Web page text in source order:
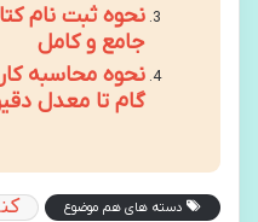
نحوه ثبت نام
جامع و کامل
نحوه محاسبه
گام تا معدل
دسته های هم موضوع